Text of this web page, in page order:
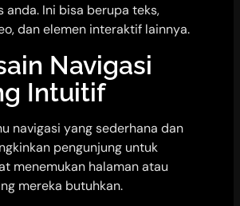
anda. Ini bisa berupa teks,
dan elemen interaktif lainnya.
Navigasi
Intuitif
navigasi yang sederhana dan
pengunjung untuk
menemukan halaman atau
mereka butuhkan.